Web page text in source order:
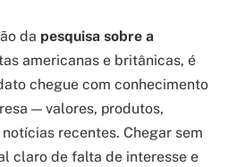
da pesquisa sobre a
americanas e britânicas, é
chegue com conhecimento
— valores, produtos,
recentes. Chegar sem
claro de falta de interesse e